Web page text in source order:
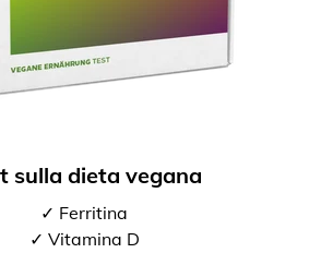
sulla dieta vegana
✓ Ferritina
✓ Vitamina D